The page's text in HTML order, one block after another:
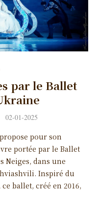
par le Ballet
02-01-2025
pour son
portée par le Ballet
Neiges, dans une
Inspiré du
ballet, créé en 2016,